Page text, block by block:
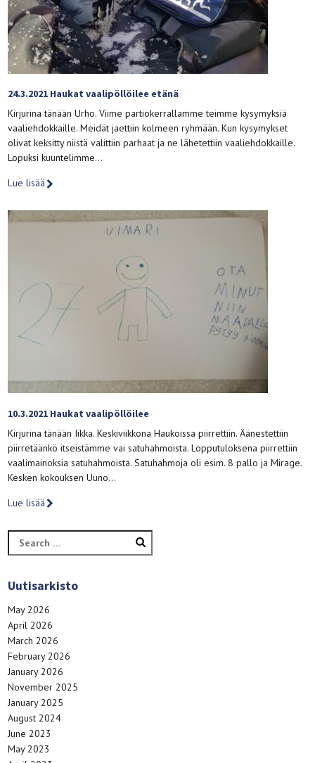
24.3.2021 Haukat vaalipöllöilee etänä
Kirjurina tänään Urho. Viime partiokerrallamme teimme kysymyksiä
vaaliehdokkaille. Meidät jaettiin kolmeen ryhmään. Kun kysymykset
olivat keksitty niistä valittiin parhaat ja ne lähetettiin vaaliehdokkaille.
Lopuksi kuuntelimme…
Lue lisää
10.3.2021 Haukat vaalipöllöilee
Kirjurina tänään Iikka. Keskiviikkona Haukoissa piirrettiin. Äänestettiin
piirretäänkö itseistämme vai satuhahmoista. Lopputuloksena piirrettiin
vaalimainoksia satuhahmoista. Satuhahmoja oli esim. 8 pallo ja Mirage.
Kesken kokouksen Uuno…
Lue lisää
Search
for:
Uutisarkisto
May 2026
April 2026
March 2026
February 2026
January 2026
November 2025
January 2025
August 2024
June 2023
May 2023